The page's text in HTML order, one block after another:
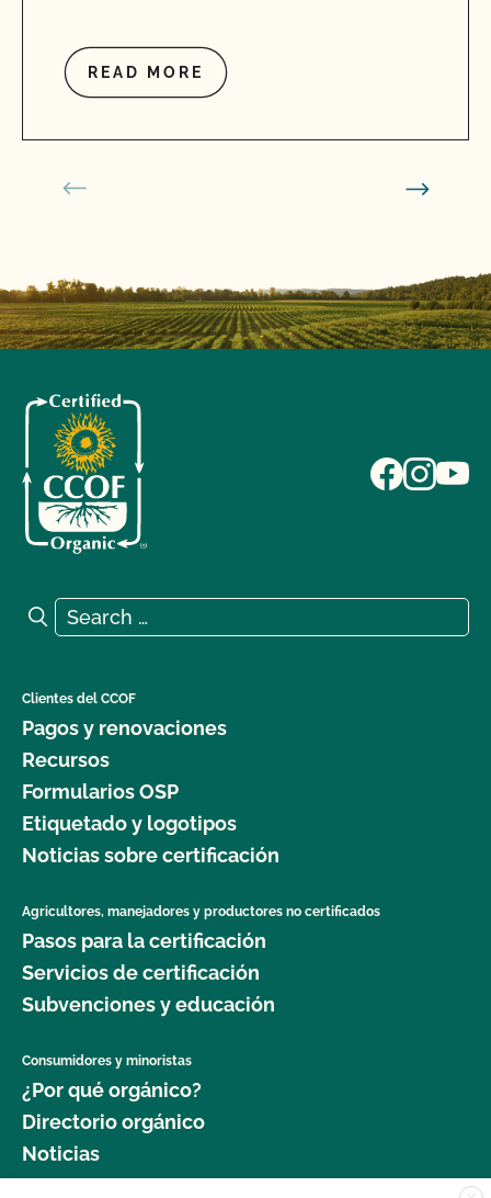
READ MORE
Search for:
Search
Clientes del CCOF
Pagos y renovaciones
Recursos
Formularios OSP
Etiquetado y logotipos
Noticias sobre certificación
Agricultores, manejadores y productores no certificados
Pasos para la certificación
Servicios de certificación
Subvenciones y educación
Consumidores y minoristas
¿Por qué orgánico?
Directorio orgánico
Noticias